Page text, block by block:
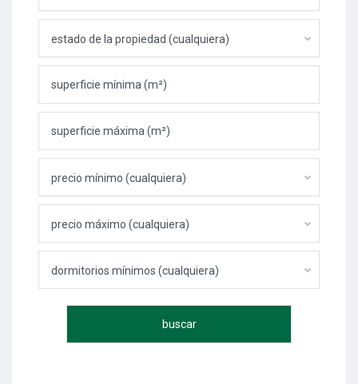
estado de la propiedad (cualquiera)
precio mínimo (cualquiera)
precio máximo (cualquiera)
dormitorios mínimos (cualquiera)